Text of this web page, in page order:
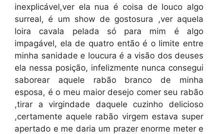
inexplicável,ver ela nua é coisa de louco algo
surreal, é um show de gostosura ,ver aquela
loira cavala pelada só para mim é algo
impagável, ela de quatro então é o limite entre
minha sanidade e loucura é a visão dos deuses
ela nessa posição, infelizmente nunca consegui
saborear aquele rabão branco de minha
esposa, é o meu maior desejo comer seu rabão
,tirar a virgindade daquele cuzinho delicioso
,certamente aquele rabão virgem estava super
apertado e me daria um prazer enorme meter e